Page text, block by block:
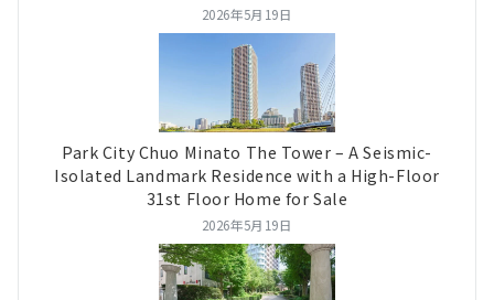
2026年5月19日
Park City Chuo Minato The Tower – A Seismic-
Isolated Landmark Residence with a High-Floor
31st Floor Home for Sale
2026年5月19日